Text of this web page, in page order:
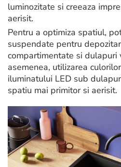
luminozitate si creeaza
aerisit.
Pentru a optimiza spatiul,
suspendate pentru
compartimentate si dulapuri
asemenea, utilizarea
iluminatului LED sub
spatiu mai primitor si aerisit.